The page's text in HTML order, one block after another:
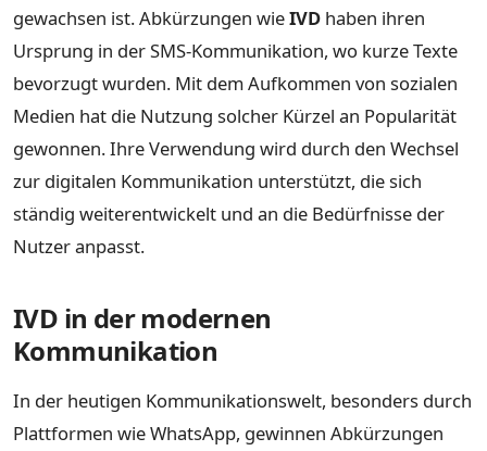
gewachsen ist. Abkürzungen wieIVD haben ihren
Ursprung in der SMS-Kommunikation, wo kurze Texte
bevorzugt wurden. Mit dem Aufkommen von sozialen
Medien hat die Nutzung solcher Kürzel an Popularität
gewonnen. Ihre Verwendung wird durch den Wechsel
zur digitalen Kommunikation unterstützt, die sich
ständig weiterentwickelt und an die Bedürfnisse der
Nutzer anpasst.
IVD in der modernen
Kommunikation
In der heutigen Kommunikationswelt, besonders durch
Plattformen wie WhatsApp, gewinnen Abkürzungen